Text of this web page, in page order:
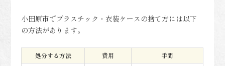
小田原市でプラスチック・衣装ケースの捨て方には以下
の方法があります。
処分する方法 費用
手間